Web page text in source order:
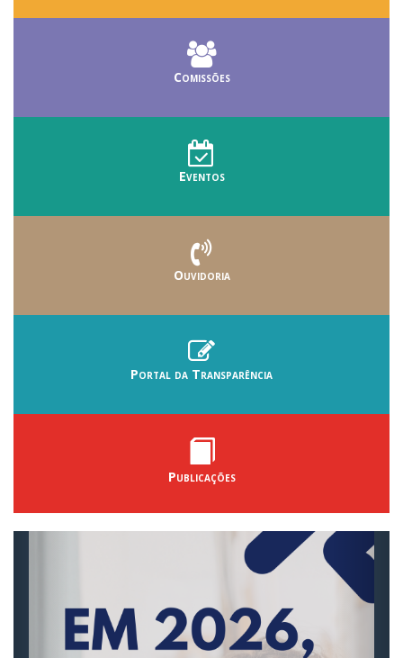
Comissões
Eventos
Ouvidoria
Portal da Transparência
Publicações